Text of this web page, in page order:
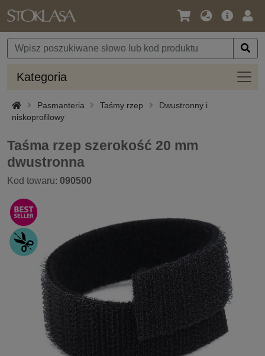
Język
Waluta
Oferta
Kategoria
Pasmanteria Taśmy rzep
Dwustronny i
niskoprofilowy
Taśma rzep szerokość 20 mm
dwustronna
Kod towaru: 090500